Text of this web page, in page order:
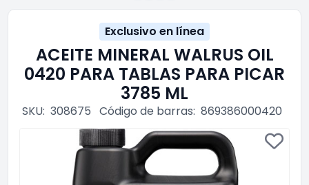
Exclusivo en línea
ACEITE MINERAL WALRUS OIL
0420 PARA TABLAS PARA PICAR
3785 ML
SKU: 308675 Código de barras: 869386000420